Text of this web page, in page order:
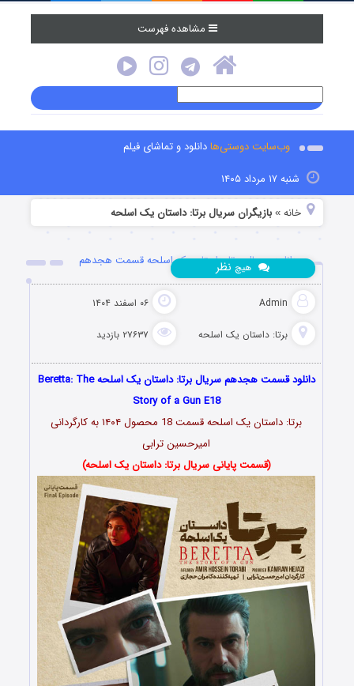
مشاهده فهرست
وب‌سایت دوستی‌هادانلود و تماشای فیلم
شنبه ۱۷ مرداد ۱۴۰۵
خانه »بازیگران سریال برتا: داستان یک اسلحه
دانلود سریال برتا: داستان یک اسلحه قسمت هجدهم
Admin ۰۶ اسفند ۱۴۰۴
برتا: داستان یک اسلحه ۲۷۶۳۷ بازدید
هیچ نظر
دانلود قسمت هجدهم سریال برتا: داستان یک اسلحه ‌Beretta: The
Story of a Gun E18
برتا: داستان یک اسلحه قسمت 18 محصول ۱۴۰۴ به کارگردانی
امیرحسین ترابی
(قسمت پایانی سریال برتا: داستان یک اسلحه)